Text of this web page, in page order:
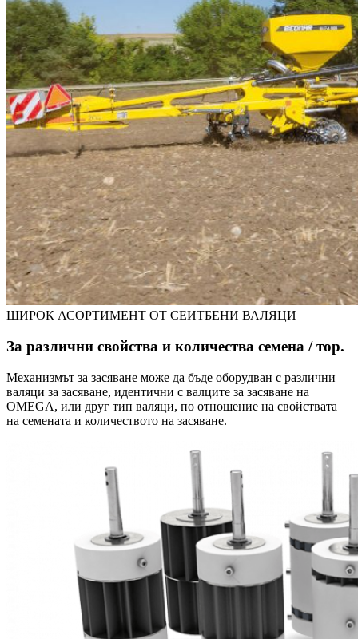
ШИРОК АСОРТИМЕНТ ОТ СЕИТБЕНИ ВАЛЯЦИ
За различни свойства и количества семена / тор.
Механизмът за засяване може да бъде оборудван с различни
валяци за засяване, идентични с валците за засяване на
OMEGA, или друг тип валяци, по отношение на свойствата
на семената и количеството на засяване.